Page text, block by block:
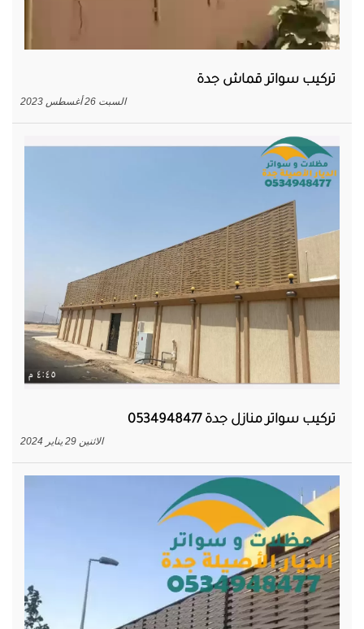
تركيب سواتر قماش جدة
السبت 26 أغسطس 2023
تركيب سواتر منازل جدة 0534948477
الاثنين 29 يناير 2024